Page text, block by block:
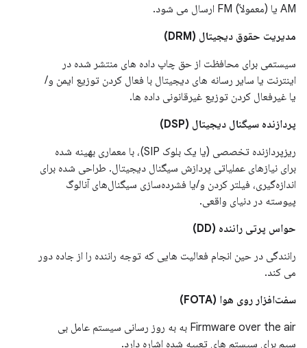
AM یا (معمولاً) FM ارسال می شود.
مدیریت حقوق دیجیتال (DRM)
سیستمی برای محافظت از حق چاپ داده های منتشر شده در
اینترنت یا سایر رسانه های دیجیتال با فعال کردن توزیع ایمن و/
یا غیرفعال کردن توزیع غیرقانونی داده ها.
پردازنده سیگنال دیجیتال (DSP)
ریزپردازنده تخصصی (یا یک بلوک SIP)، با معماری بهینه شده
برای نیازهای عملیاتی پردازش سیگنال دیجیتال. طراحی شده برای
اندازه‌گیری، فیلتر کردن و/یا فشرده‌سازی سیگنال‌های آنالوگ
پیوسته در دنیای واقعی.
حواس پرتی راننده (DD)
رانندگی در حین انجام فعالیت هایی که توجه راننده را از جاده دور
می کند.
سفت‌افزار روی هوا (FOTA)
Firmware over the air به به روز رسانی سیستم عامل بی
سیم برای سیستم های تعبیه شده اشاره دارد.